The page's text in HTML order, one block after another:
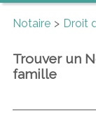
Notaire Droit
Trouver un
famille